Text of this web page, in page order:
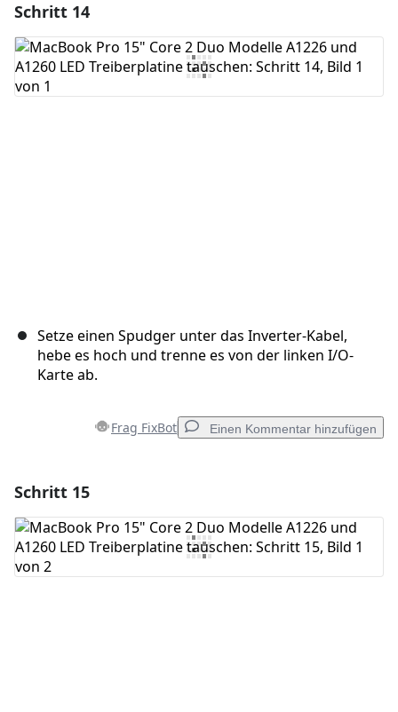
Kommentar hinzufügen
Schritt 14
Setze einen Spudger unter das Inverter-Kabel,
hebe es hoch und trenne es von der linken I/O-
Karte ab.
Frag FixBot Einen Kommentar hinzufügen
Kommentar hinzufügen
Schritt 15